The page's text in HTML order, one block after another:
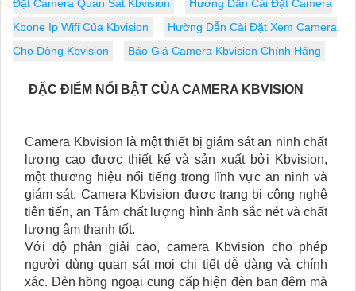
Đặt Camera Quan Sát Kbvision
Hướng Dẫn Cài Đặt Camera
Kbone Ip Wifi Của Kbvision
Hường Dẫn Cài Đặt Xem Camera
Cho Dòng Kbvision
Báo Giá Camera Kbvision Chính Hãng
ĐẶC ĐIỂM NỔI BẬT CỦA CAMERA KBVISION
Camera Kbvision là một thiết bị giám sát an ninh chất
lượng cao được thiết kế và sản xuất bởi Kbvision,
một thương hiệu nổi tiếng trong lĩnh vực an ninh và
giám sát. Camera Kbvision được trang bị công nghệ
tiên tiến, an Tâm chất lượng hình ảnh sắc nét và chất
lượng âm thanh tốt.
Với độ phân giải cao, camera Kbvision cho phép
người dùng quan sát mọi chi tiết dễ dàng và chính
xác. Đèn hồng ngoại cung cấp hiện đèn ban đêm mà